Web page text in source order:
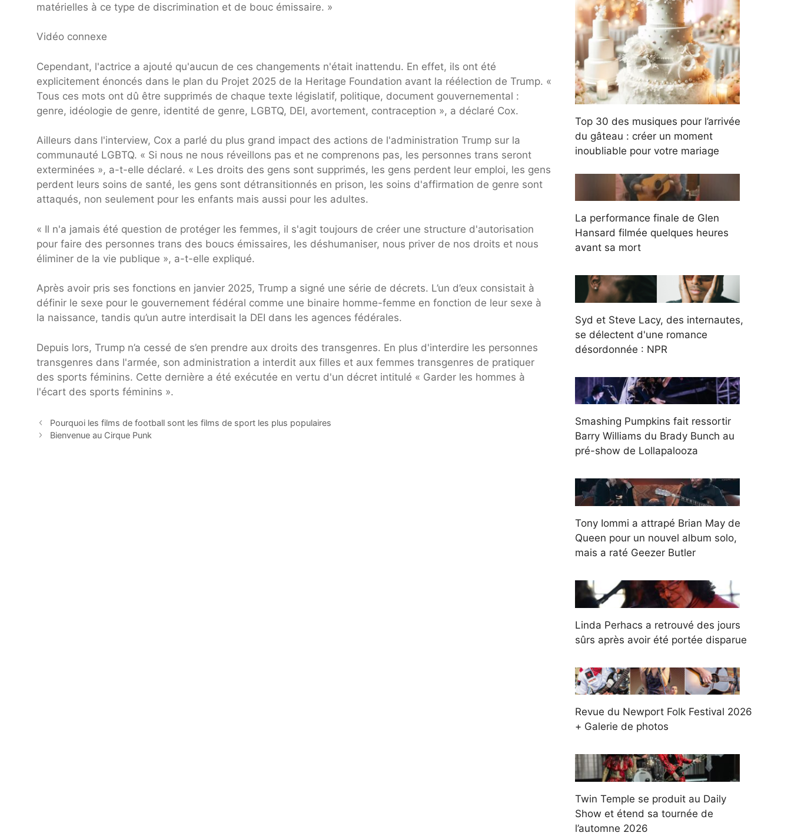
matérielles à ce type de discrimination et de bouc émissaire. »
Vidéo connexe
Cependant, l'actrice a ajouté qu'aucun de ces changements n'était inattendu. En effet, ils ont été
explicitement énoncés dans le plan du Projet 2025 de la Heritage Foundation avant la réélection de Trump. «
Tous ces mots ont dû être supprimés de chaque texte législatif, politique, document gouvernemental :
genre, idéologie de genre, identité de genre, LGBTQ, DEI, avortement, contraception », a déclaré Cox.
Ailleurs dans l'interview, Cox a parlé du plus grand impact des actions de l'administration Trump sur la
communauté LGBTQ. « Si nous ne nous réveillons pas et ne comprenons pas, les personnes trans seront
exterminées », a-t-elle déclaré. « Les droits des gens sont supprimés, les gens perdent leur emploi, les gens
perdent leurs soins de santé, les gens sont détransitionnés en prison, les soins d'affirmation de genre sont
attaqués, non seulement pour les enfants mais aussi pour les adultes.
« Il n'a jamais été question de protéger les femmes, il s'agit toujours de créer une structure d'autorisation
pour faire des personnes trans des boucs émissaires, les déshumaniser, nous priver de nos droits et nous
éliminer de la vie publique », a-t-elle expliqué.
Après avoir pris ses fonctions en janvier 2025, Trump a signé une série de décrets. L’un d’eux consistait à
définir le sexe pour le gouvernement fédéral comme une binaire homme-femme en fonction de leur sexe à
la naissance, tandis qu’un autre interdisait la DEI dans les agences fédérales.
Depuis lors, Trump n’a cessé de s’en prendre aux droits des transgenres. En plus d'interdire les personnes
transgenres dans l'armée, son administration a interdit aux filles et aux femmes transgenres de pratiquer
des sports féminins. Cette dernière a été exécutée en vertu d'un décret intitulé « Garder les hommes à
l'écart des sports féminins ».
Pourquoi les films de football sont les films de sport les plus populaires
Bienvenue au Cirque Punk
Top 30 des musiques pour l’arrivée
du gâteau : créer un moment
inoubliable pour votre mariage
La performance finale de Glen
Hansard filmée quelques heures
avant sa mort
Syd et Steve Lacy, des internautes,
se délectent d'une romance
désordonnée : NPR
Smashing Pumpkins fait ressortir
Barry Williams du Brady Bunch au
pré-show de Lollapalooza
Tony Iommi a attrapé Brian May de
Queen pour un nouvel album solo,
mais a raté Geezer Butler
Linda Perhacs a retrouvé des jours
sûrs après avoir été portée disparue
Revue du Newport Folk Festival 2026
+ Galerie de photos
Twin Temple se produit au Daily
Show et étend sa tournée de
l’automne 2026